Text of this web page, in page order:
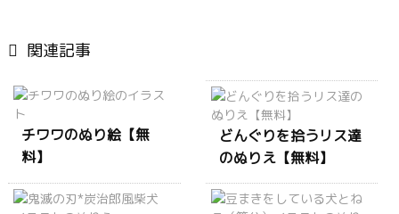
 関連記事
チワワのぬり絵【無
料】
どんぐりを拾うリス達
のぬりえ【無料】